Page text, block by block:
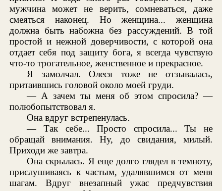
мужчина может не верить, сомневаться, даже
смеяться наконец. Но женщина... женщина
должна быть набожна без рассуждений. В той
простой и нежной доверчивости, с которой она
отдает себя под защиту бога, я всегда чувствую
что-то трогательное, женственное и прекрасное.
Я замолчал. Олеся тоже не отзывалась,
притаившись головой около моей груди.
— А зачем ты меня об этом спросила? —
полюбопытствовал я.
Она вдруг встрепенулась.
— Так себе... Просто спросила... Ты не
обращай внимания. Ну, до свидания, милый.
Приходи же завтра.
Она скрылась. Я еще долго глядел в темноту,
прислушиваясь к частым, удалявшимся от меня
шагам. Вдруг внезапный ужас предчувствия